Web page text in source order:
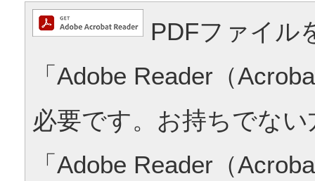
PDFファイル
「Adobe Reader（
必要です。お持ちでな
「Adobe Reader（